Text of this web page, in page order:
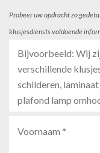
Probeer uw opdracht zo
klusjesdiensts voldoende